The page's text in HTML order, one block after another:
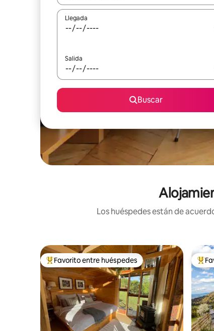
Llegada
Salida
Buscar
Los huéspedes están de
De los mejores en Favorito entre huéspedes
Favorito entre huéspedes De